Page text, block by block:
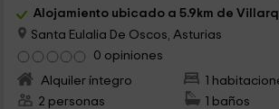
Alojamiento ubicado a 5.9km de
Santa Eulalia De Oscos, Asturias
0 opiniones
Alquiler íntegro
1
2 personas
1 baños